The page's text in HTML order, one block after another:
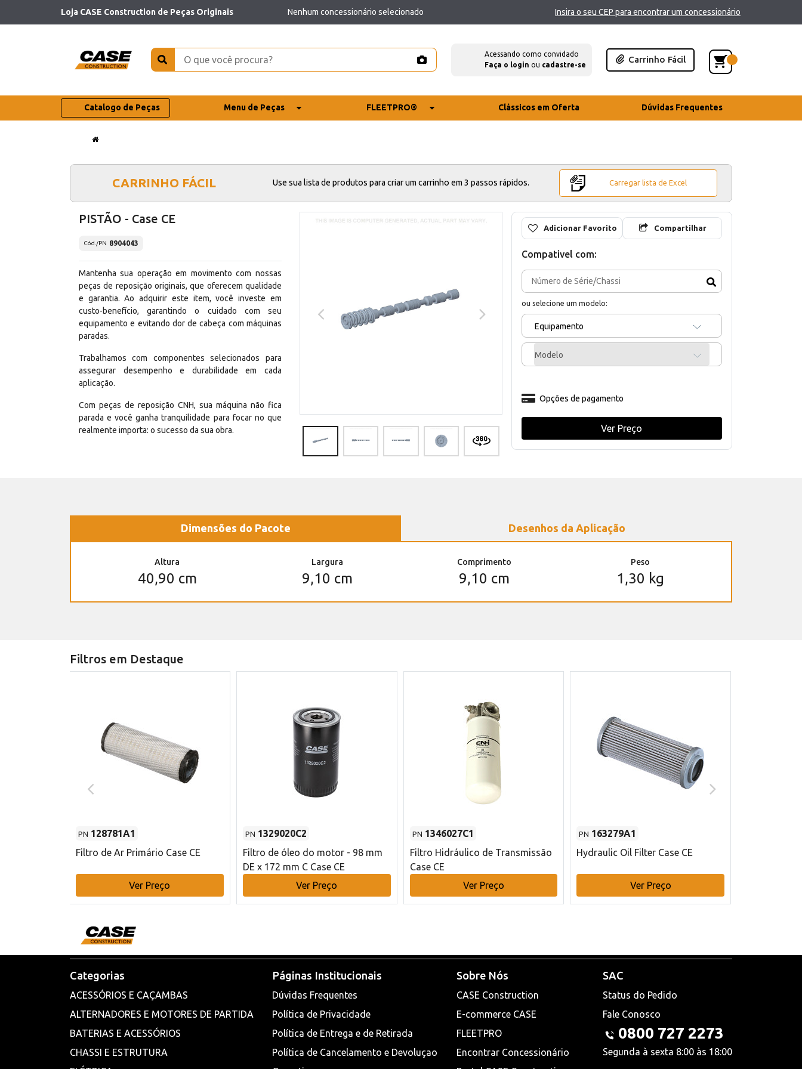
Loja CASE Construction de Peças Originais Nenhum concessionário selecionado Insira o seu CEP para encontrar um concessionário
Acessando como convidado
Faça o login ou cadastre-se
Carrinho Fácil
Catalogo de Peças Menu de Peças FLEETPRO® Clássicos em Oferta Dúvidas Frequentes
CARRINHO FÁCIL Use sua lista de produtos para criar um carrinho em 3 passos rápidos. Carregar lista de Excel
PISTÃO - Case CE
Cód./PN 8904043
Mantenha sua operação em movimento com nossas
peças de reposição originais, que oferecem qualidade
e garantia. Ao adquirir este item, você investe em
custo-benefício, garantindo o cuidado com seu
equipamento e evitando dor de cabeça com máquinas
paradas.
Trabalhamos com componentes selecionados para
assegurar desempenho e durabilidade em cada
aplicação.
Com peças de reposição CNH, sua máquina não fica
parada e você ganha tranquilidade para focar no que
realmente importa: o sucesso da sua obra.
Adicionar Favorito Compartilhar
Compativel com:
ou selecione um modelo:
Equipamento
Modelo
Opções de pagamento
Ver Preço
Dimensões do Pacote Desenhos da Aplicação
Altura
40,90 cm
Largura
9,10 cm
Comprimento
9,10 cm
Peso
1,30 kg
Filtros em Destaque
PN 128781A1
Filtro de Ar Primário Case CE
Ver Preço
PN 1329020C2
Filtro de óleo do motor - 98 mm
DE x 172 mm C Case CE
Ver Preço
PN 1346027C1
Filtro Hidráulico de Transmissão
Case CE
Ver Preço
PN 163279A1
Hydraulic Oil Filter Case CE
Ver Preço
Categorias
ACESSÓRIOS E CAÇAMBAS
ALTERNADORES E MOTORES DE PARTIDA
BATERIAS E ACESSÓRIOS
CHASSI E ESTRUTURA
Páginas Institucionais
Dúvidas Frequentes
Política de Privacidade
Política de Entrega e de Retirada
Política de Cancelamento e Devoluçao
Sobre Nós
CASE Construction
E-commerce CASE
FLEETPRO
Encontrar Concessionário
SAC
Status do Pedido
Fale Conosco
0800 727 2273
Segunda à sexta 8:00 às 18:00